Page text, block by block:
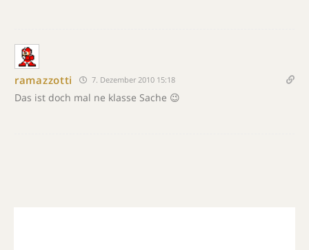
ramazzotti 7. Dezember 2010 15:18
Das ist doch mal ne klasse Sache 😉